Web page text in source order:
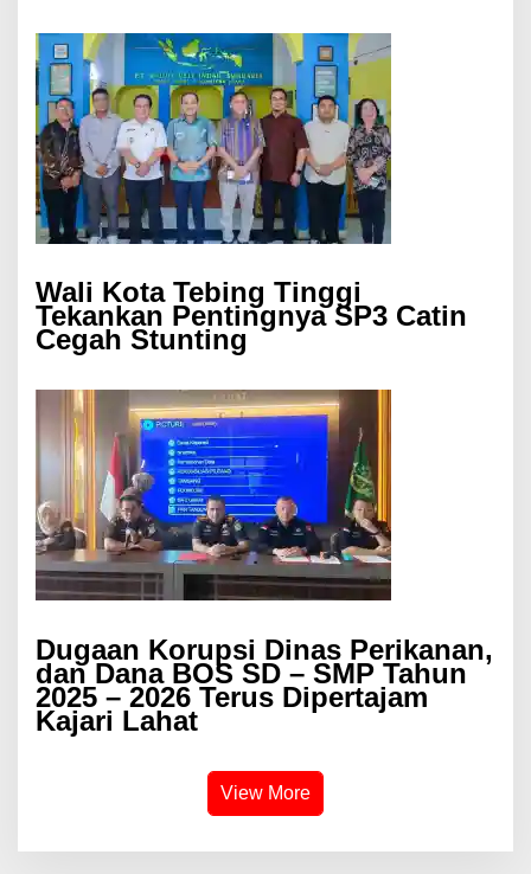
Wali Kota Tebing Tinggi
Tekankan Pentingnya SP3 Catin
Cegah Stunting
Dugaan Korupsi Dinas Perikanan,
dan Dana BOS SD – SMP Tahun
2025 – 2026 Terus Dipertajam
Kajari Lahat
View More